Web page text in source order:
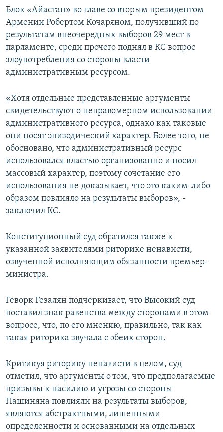
Блок «Айастан» во главе со вторым президентом
Армении Робертом Кочаряном, получивший по
результатам внеочередных выборов 29 мест в
парламенте, среди прочего поднял в КС вопрос
злоупотребления со стороны власти
административным ресурсом.
«Хотя отдельные представленные аргументы
свидетельствуют о неправомерном использовании
административного ресурса, однако как таковые
они носят эпизодический характер. Более того, не
обосновано, что административный ресурс
использовался властью организованно и носил
массовый характер, поэтому сочетание его
использования не доказывает, что это каким-либо
образом повлияло на результаты выборов», -
заключил КС.
Конституционный суд обратился также к
указанной заявителями риторике ненависти,
озвученной исполняющим обязанности премьер-
министра.
Геворк Гезалян подчеркивает, что Высокий суд
поставил знак равенства между сторонами в этом
вопросе, что, по его мнению, правильно, так как
такая риторика звучала с обеих сторон.
Критикуя риторику ненависти в целом, суд
отметил, что аргументы о том, что предполагаемые
призывы к насилию и угрозы со стороны
Пашиняна повлияли на результаты выборов,
являются абстрактными, лишенными
определенности и основанными на отдельных